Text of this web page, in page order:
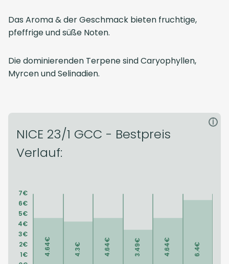
Das Aroma & der Geschmack bieten fruchtige,
pfeffrige und süße Noten.
Die dominierenden Terpene sind Caryophyllen,
Myrcen und Selinadien.
NICE 23/1 GCC - Bestpreis
Verlauf:
i